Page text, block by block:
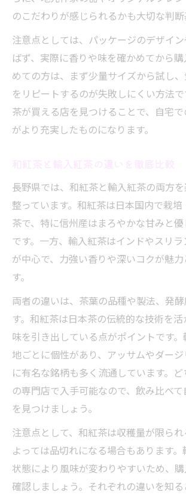
のこだわりが感じられるかも大切な判断
注意点としては、パッケージのデザイ
ばず、実際に香りや味を確かめてから
めての方は、まず少量サイズから試し
をリピートするのが失敗しにくい方法
茶が買える店を見つけることで、自宅
がより充実したものになります。
長野県では、和紅茶と輸入紅茶の両方
整っています。和紅茶は日本国内で栽
茶で、特に信州産はまろやかな甘みと
です。一方、輸入紅茶はインドやスリ
が中心で、力強い香りや深いコクが魅
す。
両者の違いは、茶葉の品種や製法、発
す。和紅茶は日本茶の伝統的な技術を
味を引き出している点がポイントです
地ごとに個性があり、アッサムやダー
に有名な銘柄も多く流通しています。
の専門店で入手可能なので、飲み比べ
を見つけましょう。
注意点として、和紅茶は収穫量が限ら
よっては品切れになる場合もあります
状態により風味が変わりやすいため、
確認しましょう。それぞれの違いを知